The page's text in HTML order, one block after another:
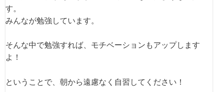
す。
みんなが勉強しています。
そんな中で勉強すれば、モチベーションもアップします
よ！
ということで、朝から遠慮なく自習してください！